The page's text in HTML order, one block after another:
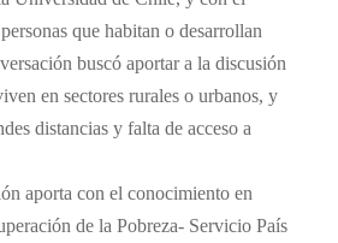
que habitan o desarrollan
buscó aportar a la discusión
en sectores rurales o urbanos, y
distancias y falta de acceso a
aporta con el conocimiento en
de la Pobreza- Servicio País